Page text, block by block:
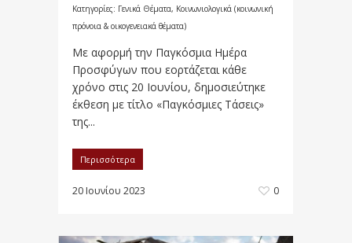
Κατηγορίες: Γενικά Θέματα, Κοινωνιολογικά (κοινωνική
πρόνοια & οικογενειακά θέματα)
Με αφορμή την Παγκόσμια Ημέρα
Προσφύγων που εορτάζεται κάθε
χρόνο στις 20 Ιουνίου, δημοσιεύτηκε
έκθεση με τίτλο «Παγκόσμιες Τάσεις»
της...
Περισσότερα
20 Ιουνίου 2023 0